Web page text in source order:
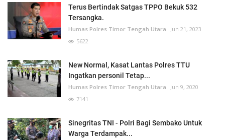
Terus Bertindak Satgas TPPO Bekuk 532
Tersangka.
Humas Polres Timor Tengah Utara
Jun 21, 2023
5622
New Normal, Kasat Lantas Polres TTU
Ingatkan personil Tetap...
Humas Polres Timor Tengah Utara
Jun 9, 2020
7141
Sinegritas TNI - Polri Bagi Sembako Untuk
Warga Terdampak...